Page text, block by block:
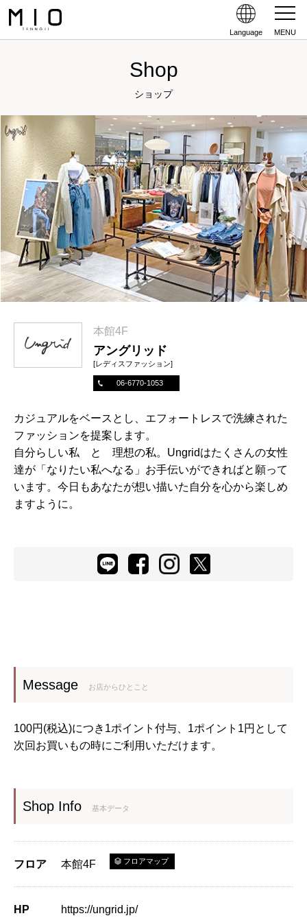
Language MENU
Shop
ショップ
本館4F
アングリッド
[レディスファッション]
06-6770-1053
カジュアルをベースとし、エフォートレスで洗練された
ファッションを提案します。
自分らしい私 と 理想の私。Ungridはたくさんの女性
達が「なりたい私へなる」お手伝いができればと願って
います。今日もあなたが想い描いた自分を心から楽しめ
ますように。
Message お店からひとこと
100円(税込)につき1ポイント付与、1ポイント1円として
次回お買いもの時にご利用いただけます。
Shop Info 基本データ
フロア 本館4F フロアマップ
HP https://ungrid.jp/